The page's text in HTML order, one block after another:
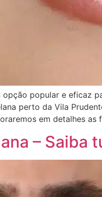
popular e eficaz
perto da Vila
em detalhes
– Saiba